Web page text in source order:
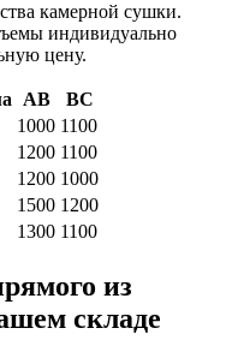
камерной сушки.
индивидуально
цену.
АВ
ВС
1000 1100
1200 1100
1200 1000
1500 1200
1300 1100
из
складе